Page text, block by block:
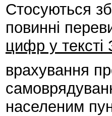
Стосуються
повинні
цифр у тексті
врахування
населеним